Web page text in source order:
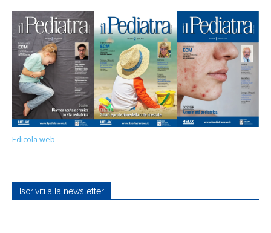
Edicola web
Iscriviti alla newsletter